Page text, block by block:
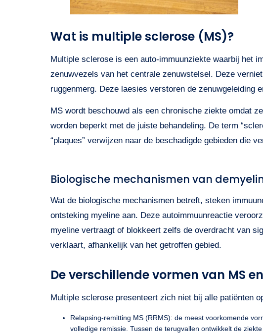
Wat is multiple sclerose (MS)?
Multiple sclerose is een auto-immuunziekte waarbij het
zenuwvezels van het centrale zenuwstelsel. Deze
ruggenmerg. Deze laesies verstoren de zenuwgeleiding
MS wordt beschouwd als een chronische ziekte omdat
worden beperkt met de juiste behandeling. De term
“plaques” verwijzen naar de beschadigde gebieden die
Biologische mechanismen van
Wat de biologische mechanismen betreft, steken
ontsteking myeline aan. Deze autoimmuunreactie
myeline vertraagt of blokkeert zelfs de overdracht van
verklaart, afhankelijk van het getroffen gebied.
De verschillende vormen van MS
Multiple sclerose presenteert zich niet bij alle patiënten
Relapsing-remitting MS (RRMS): de meest voorkomende
volledige remissie. Tussen de terugvallen ontwikkelt de